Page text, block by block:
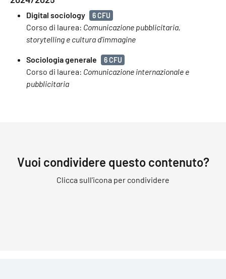
Digital sociology 6 CFU
Corso di laurea: Comunicazione pubblicitaria,
storytelling e cultura d'immagine
Sociologia generale 6 CFU
Corso di laurea: Comunicazione internazionale e
pubblicitaria
Vuoi condividere questo contenuto?
Clicca sull'icona per condividere